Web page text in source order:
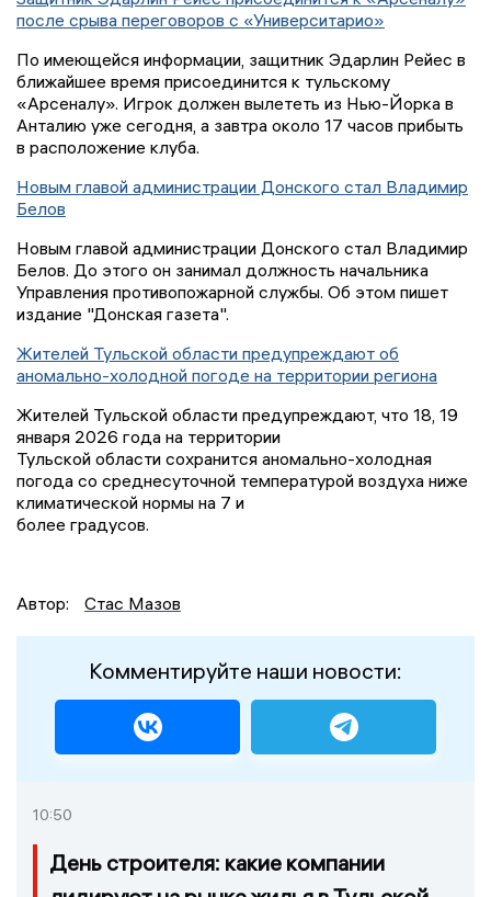
после срыва переговоров с «Университарио»
По имеющейся информации, защитник Эдарлин Рейес в
ближайшее время присоединится к тульскому
«Арсеналу». Игрок должен вылететь из Нью-Йорка в
Анталию уже сегодня, а завтра около 17 часов прибыть
в расположение клуба.
Новым главой администрации Донского стал Владимир
Белов
Новым главой администрации Донского стал Владимир
Белов. До этого он занимал должность начальника
Управления противопожарной службы. Об этом пишет
издание "Донская газета".
Жителей Тульской области предупреждают об
аномально-холодной погоде на территории региона
Жителей Тульской области предупреждают, что 18, 19
января 2026 года на территории
Тульской области сохранится аномально-холодная
погода со среднесуточной температурой воздуха ниже
климатической нормы на 7 и
более градусов.
Автор: Стас Мазов
Комментируйте наши новости:
10:50
День строителя: какие компании